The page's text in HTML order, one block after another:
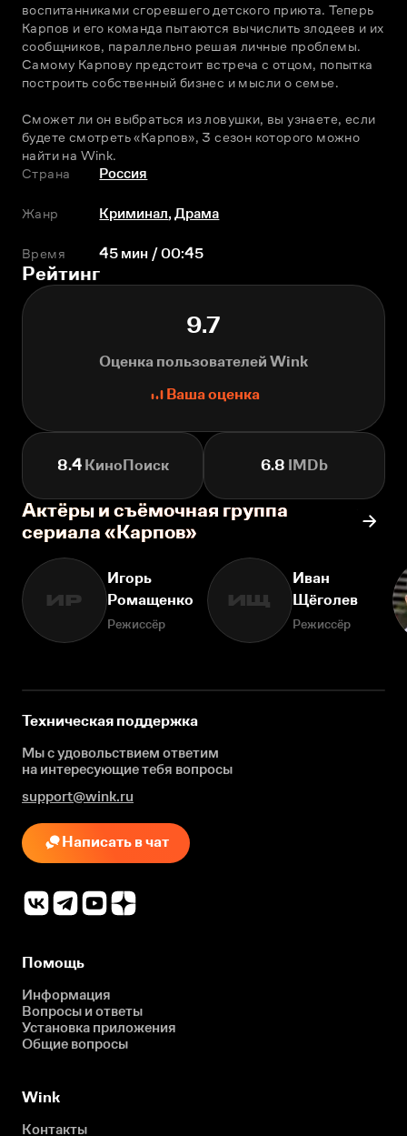
воспитанниками сгоревшего детского приюта. Теперь
Карпов и его команда пытаются вычислить злодеев и их
сообщников, параллельно решая личные проблемы.
Самому Карпову предстоит встреча с отцом, попытка
построить собственный бизнес и мысли о семье.
Сможет ли он выбраться из ловушки, вы узнаете, если
будете смотреть «Карпов», 3 сезон которого можно
найти на Wink.
Страна
Россия
Жанр Криминал,Драма
Время 45 мин / 00:45
Рейтинг
9.7
Оценка пользователей Wink
Ваша оценка
8.4КиноПоиск 6.8 IMDb
Актёры и съёмочная группа
сериала «Карпов»
ИР
Игорь
Ромащенко
Режиссёр
ИЩ
Иван
Щёголев
Режиссёр
Техническая поддержка
Мы с удовольствием ответим
на интересующиетебя вопросы
support@wink.ru
Написать в чат
Помощь
Информация
Вопросы и ответы
Установка приложения
Общие вопросы
Wink
Контакты